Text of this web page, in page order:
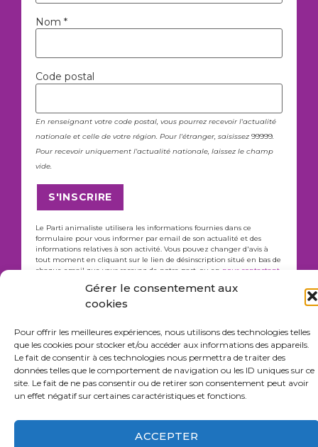
Gérer le consentement aux
cookies
Pour offrir les meilleures expériences, nous utilisons des technologies telles
que les cookies pour stocker et/ou accéder aux informations des appareils.
Le fait de consentir à ces technologies nous permettra de traiter des
données telles que le comportement de navigation ou les ID uniques sur ce
site. Le fait de ne pas consentir ou de retirer son consentement peut avoir
un effet négatif sur certaines caractéristiques et fonctions.
ACCEPTER
Nom *
Code postal
En renseignant votre code postal, vous pourrez recevoir l'actualité
nationale et celle de votre région. Pour l'étranger, saisissez 99999.
Pour recevoir uniquement l'actualité nationale, laissez le champ
vide.
Le Parti animaliste utilisera les informations fournies dans ce
formulaire pour vous informer par email de son actualité et des
informations relatives à son activité. Vous pouvez changer d'avis à
tout moment en cliquant sur le lien de désinscription situé en bas de
chaque email que vous recevez de notre part, ou en nous contactant
que nous puissions traiter vos informations conformément à ces
termes. Nous utilisons Brevo comme plateforme de marketing
transmises à Brevo pour être traitées conformément àleur politique
de confidentialité.